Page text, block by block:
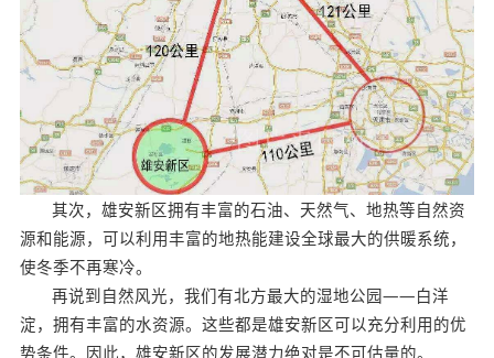
其次，雄安新区拥有丰富的石油、天然气、地热等自然资
源和能源，可以利用丰富的地热能建设全球最大的供暖系统，
使冬季不再寒冷。
再说到自然风光，我们有北方最大的湿地公园——白洋
淀，拥有丰富的水资源。这些都是雄安新区可以充分利用的优
势条件。因此，雄安新区的发展潜力绝对是不可估量的。